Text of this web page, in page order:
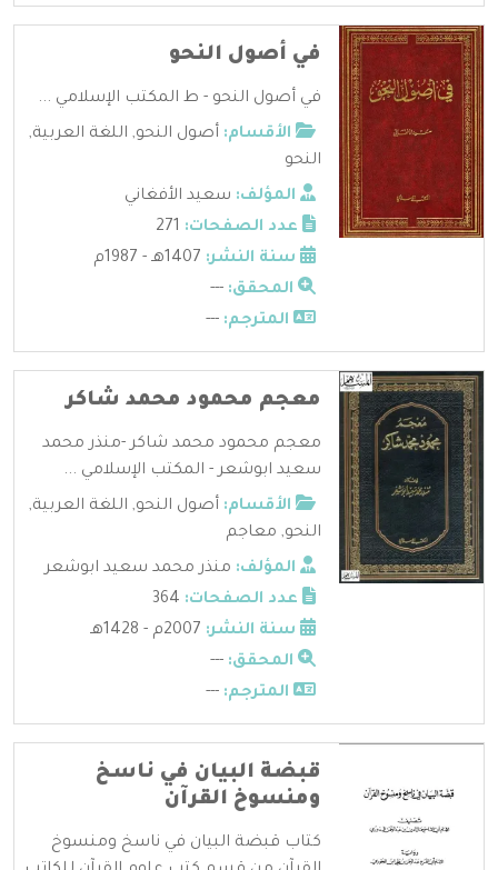
في أصول النحو
في أصول النحو - ط المكتب الإسلامي ...
الأقسام: أصول النحو, اللغة العربية,
النحو
المؤلف: سعيد الأفغاني
عدد الصفحات:
سنة النشر:
المحقق: ---
المترجم: ---
معجم محمود محمد شاكر
معجم محمود محمد شاكر -منذر محمد
سعيد ابوشعر - المكتب الإسلامي ...
الأقسام: أصول النحو, اللغة العربية,
النحو, معاجم
المؤلف: منذر محمد سعيد ابوشعر
عدد الصفحات:
سنة النشر:
المحقق: ---
المترجم: ---
قبضة البيان في ناسخ
ومنسوخ القرآن
كتاب قبضة البيان في ناسخ ومنسوخ